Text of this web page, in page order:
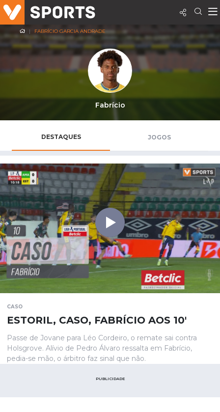
FABRÍCIO GARCIA ANDRADE
Fabrício
DESTAQUES JOGOS
CASO
ESTORIL, CASO, FABRÍCIO AOS 10'
Passe de Jovane para Léo Cordeiro, o remate sai contra
Holsgrove. Alívio de Pedro Álvaro ressalta em Fabrício,
pedia-se mão, o árbitro faz sinal que não.
PUBLICIDADE